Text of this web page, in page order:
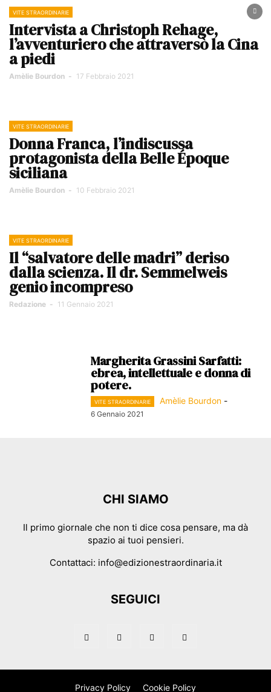
VITE STRAORDINARIE
Intervista a Christoph Rehage,
l’avventuriero che attraversò la Cina
a piedi
Amèlie Bourdon - 17 Febbraio 2021
VITE STRAORDINARIE
Donna Franca, l’indiscussa
protagonista della Belle Époque
siciliana
Amèlie Bourdon - 10 Febbraio 2021
VITE STRAORDINARIE
Il “salvatore delle madri” deriso
dalla scienza. Il dr. Semmelweis
genio incompreso
Redazione - 11 Gennaio 2021
Margherita Grassini Sarfatti:
ebrea, intellettuale e donna di
potere.
VITE STRAORDINARIE Amèlie Bourdon -
6 Gennaio 2021
CHI SIAMO
Il primo giornale che non ti dice cosa pensare, ma dà
spazio ai tuoi pensieri.
Contattaci: info@edizionestraordinaria.it
SEGUICI
Privacy Policy Cookie Policy